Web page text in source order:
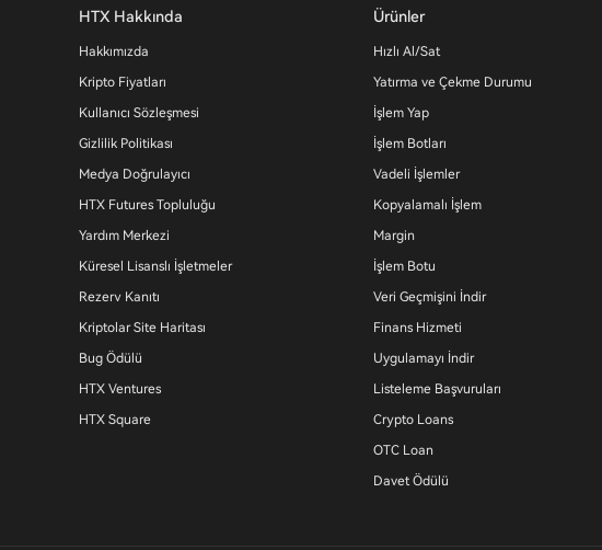
HTX Hakkında
Hakkımızda
Kripto Fiyatları
Kullanıcı Sözleşmesi
Gizlilik Politikası
Medya Doğrulayıcı
HTX Futures Topluluğu
Yardım Merkezi
Küresel Lisanslı İşletmeler
Rezerv Kanıtı
Kriptolar Site Haritası
Bug Ödülü
HTX Ventures
HTX Square
Ürünler
Hızlı Al/Sat
Yatırma ve Çekme Durumu
İşlem Yap
İşlem Botları
Vadeli İşlemler
Kopyalamalı İşlem
Margin
İşlem Botu
Veri Geçmişini İndir
Finans Hizmeti
Uygulamayı İndir
Listeleme Başvuruları
Crypto Loans
OTC Loan
Davet Ödülü